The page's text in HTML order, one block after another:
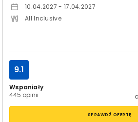
10.04.2027 - 17.04.2027
All Inclusive
Wspaniały
445 opinii
9.1
SPRAWDŹ OFERTĘ